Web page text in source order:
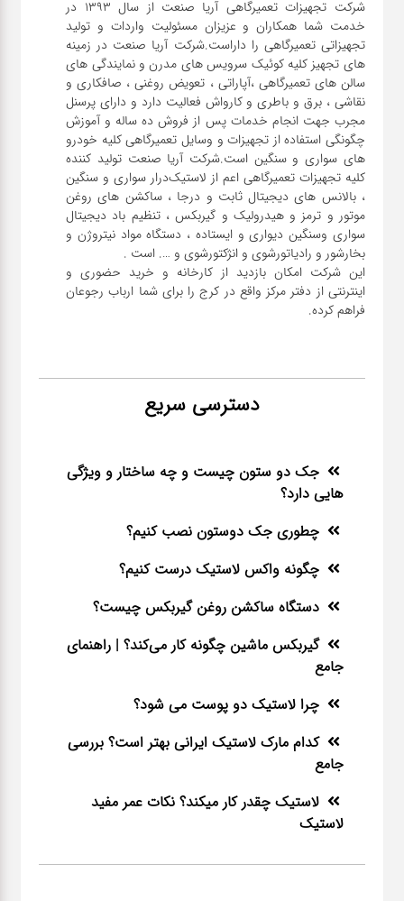
شرکت تجهیزات تعمیرگاهی آریا صنعت از سال ۱۳۹۳ در
خدمت شما همکاران و عزیزان مسئولیت واردات و تولید
تجهیزاتی تعمیرگاهی را داراست.شرکت آریا صنعت در زمینه
های تجهیز کلیه کوئیک سرویس های مدرن و نمایندگی های
سالن های تعمیرگاهی ،آپاراتی ، تعویض روغنی ، صافکاری و
نقاشی ، برق و باطری و کارواش فعالیت دارد و دارای پرسنل
مجرب جهت انجام خدمات پس از فروش ده ساله و آموزش
چگونگی استفاده از تجهیزات و وسایل تعمیرگاهی کلیه خودرو
های سواری و سنگین است.شرکت آریا صنعت تولید کننده
کلیه تجهیزات تعمیرگاهی اعم از لاستیک‌درار سواری و ‌سنگین
، بالانس های دیجیتال ثابت و درجا ، ساکشن های روغن
موتور و ترمز و هیدرولیک و گیربکس ، تنظیم باد دیجیتال
سواری و‌سنگین دیواری و ایستاده ، دستگاه مواد نیتروژن و
این شرکت امکان بازدید از کارخانه و خرید حضوری و
اینترنتی از دفتر مرکز واقع در کرج را برای شما ارباب رجوعان
فراهم کرده.
دسترسی سریع
جک دو ستون چیست و چه ساختار و ویژگی
هایی دارد؟
چطوری جک دوستون نصب کنیم؟
چگونه واکس لاستیک درست کنیم؟
دستگاه ساکشن روغن گیربکس چیست؟
گیربکس ماشین چگونه کار می‌کند؟ | راهنمای
جامع
چرا لاستیک دو پوست می شود؟
کدام مارک لاستیک ایرانی بهتر است؟ بررسی
جامع
لاستیک چقدر کار میکند؟ نکات عمر مفید
لاستیک